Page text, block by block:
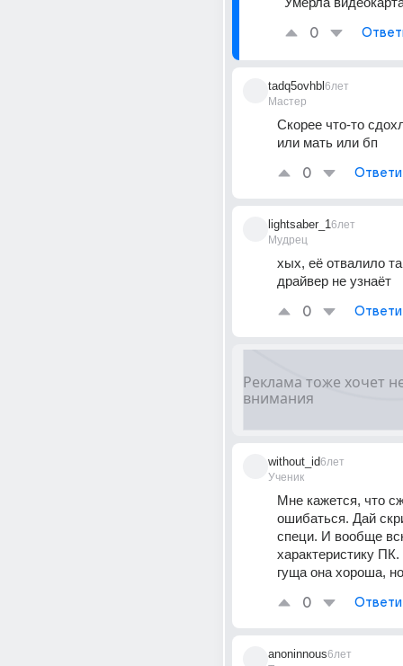
0
tadq5ovhbl
Мастер
6лет
Скорее что-то
или мать или бп
0
lightsaber_1
Мудрец
6лет
хых, её отвалило
драйвер не узнаёт
0
without_id
Ученик
6лет
Мне кажется, что
ошибаться. Дай
специ. И вообще
характеристику
гуща она хороша,
0
anoninnous6лет